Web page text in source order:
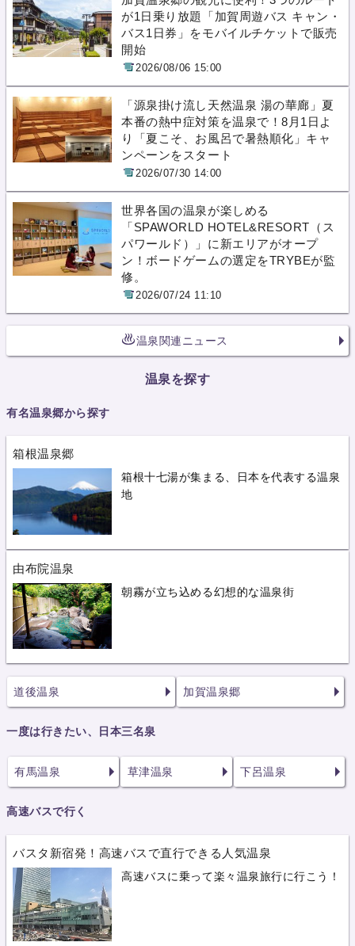
が1日乗り放題「加賀周遊バス キャン・
バス1日券」をモバイルチケットで販売
開始
2026/08/06 15:00
「源泉掛け流し天然温泉 湯の華廊」夏
本番の熱中症対策を温泉で！8月1日よ
り「夏こそ、お風呂で暑熱順化」キャ
ンペーンをスタート
2026/07/30 14:00
世界各国の温泉が楽しめる
「SPAWORLD HOTEL&RESORT（ス
パワールド）」に新エリアがオープ
ン！ボードゲームの選定をTRYBEが監
修。
2026/07/24 11:10
温泉関連ニュース
温泉を探す
有名温泉郷から探す
箱根温泉郷
箱根十七湯が集まる、日本を代表する温泉
地
由布院温泉
朝霧が立ち込める幻想的な温泉街
道後温泉 加賀温泉郷
一度は行きたい、日本三名泉
有馬温泉 草津温泉 下呂温泉
高速バスで行く
バスタ新宿発！高速バスで直行できる人気温泉
高速バスに乗って楽々温泉旅行に行こう！